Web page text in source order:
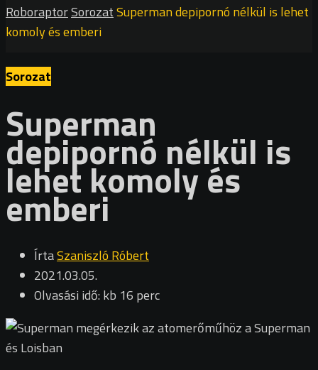
RoboraptorSorozatSuperman depipornó nélkül is lehet
komoly és emberi
Sorozat
Superman
depipornó nélkül is
lehet komoly és
emberi
ÍrtaSzaniszló Róbert
2021.03.05.
Olvasási idő: kb 16 perc